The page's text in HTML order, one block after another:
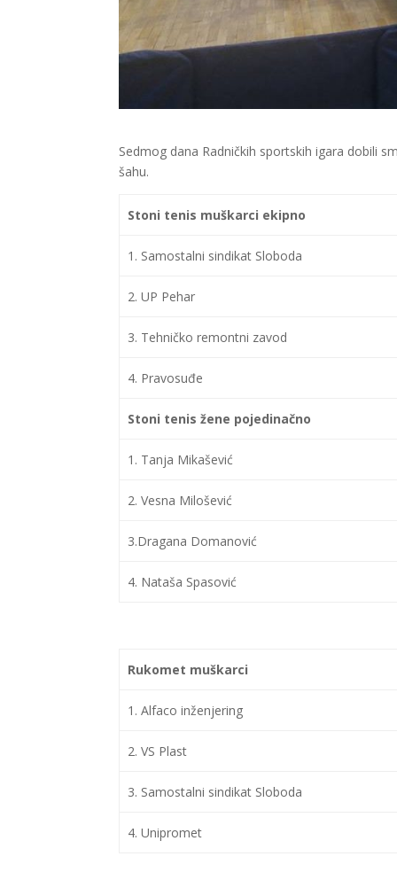
Sedmog dana Radničkih sportskih igara dobili
šahu.
Stoni tenis muškarci ekipno
1. Samostalni sindikat Sloboda
2. UP Pehar
3. Tehničko remontni zavod
4. Pravosuđe
Stoni tenis žene pojedinačno
1. Tanja Mikašević
2. Vesna Milošević
3.Dragana Domanović
4. Nataša Spasović
Rukomet muškarci
1. Alfaco inženjering
2. VS Plast
3. Samostalni sindikat Sloboda
4. Unipromet